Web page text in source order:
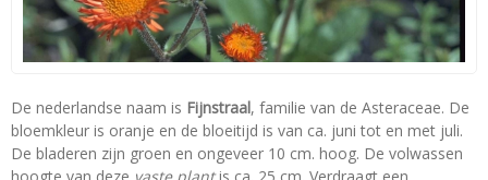
De nederlandse naam is Fijnstraal, familie van de Asteraceae. De
bloemkleur is oranje en de bloeitijd is van ca. juni tot en met juli.
De bladeren zijn groen en ongeveer 10 cm. hoog. De volwassen